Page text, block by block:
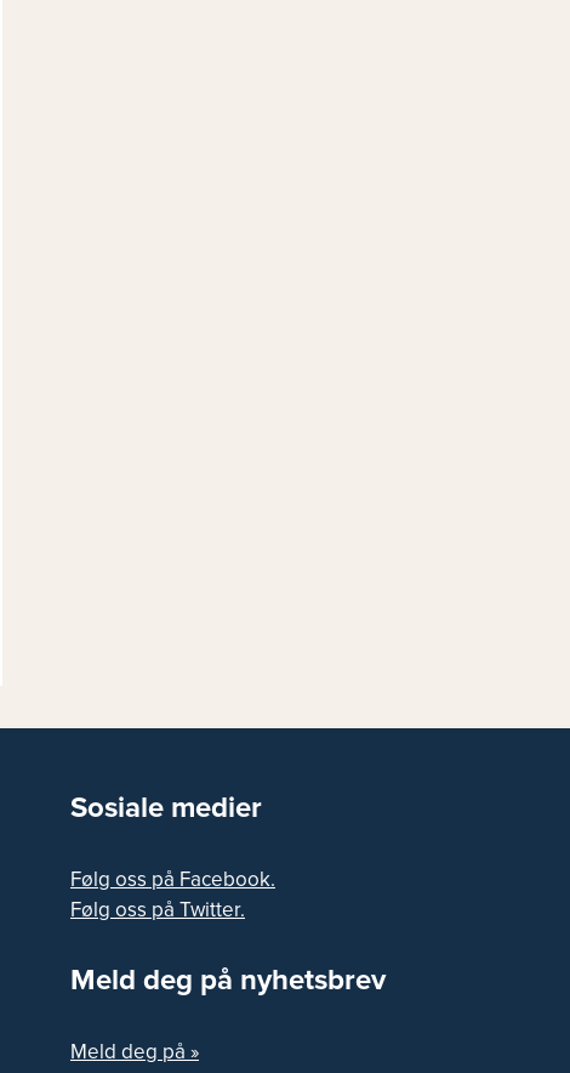
Sosiale medier
Følg oss på Facebook.
Følg oss på Twitter.
Meld deg på nyhetsbrev
Meld deg på »